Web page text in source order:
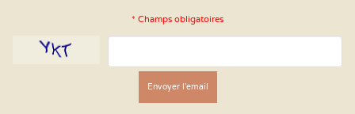
* Champs obligatoires
Envoyer l'email